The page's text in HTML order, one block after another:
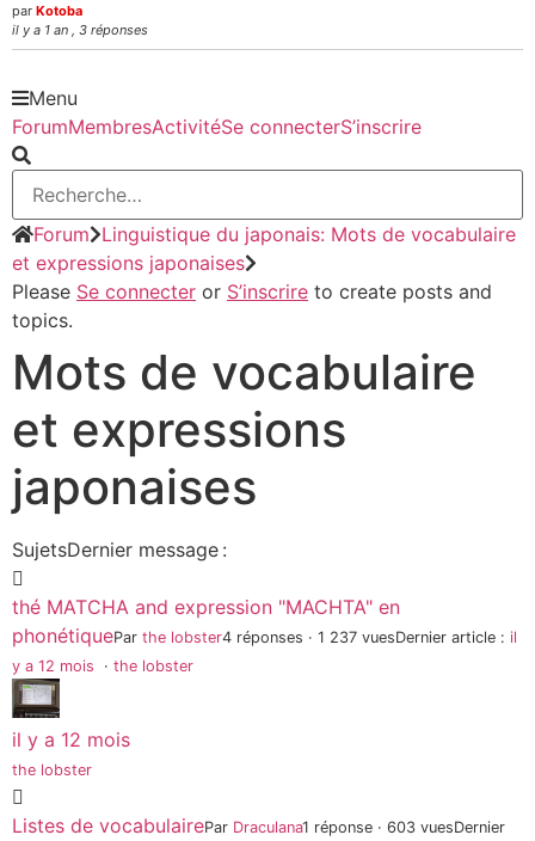
par Kotoba
il y a 1 an , 3 réponses
Menu
ForumMembresActivitéSe connecterS’inscrire
Forum Linguistique du japonais: Mots de vocabulaire
et expressions japonaises
Please Se connecter or S’inscrire to create posts and
topics.
Mots de vocabulaire
et expressions
japonaises
SujetsDernier message :
thé MATCHA and expression "MACHTA" en
phonétiquePar the lobster4 réponses · 1 237 vuesDernier article : il
y a 12 mois
· the lobster
il y a 12 mois
the lobster
Listes de vocabulairePar Draculana1 réponse · 603 vuesDernier